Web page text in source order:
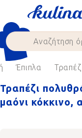
content
Έπιπλα
Τραπέζι
μαόνι κόκκινο,